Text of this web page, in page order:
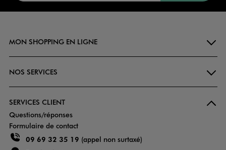
MON SHOPPING EN LIGNE
NOS SERVICES
SERVICES CLIENT
Questions/réponses
Formulaire de contact
09 69 32 35 19 (appel non surtaxé)